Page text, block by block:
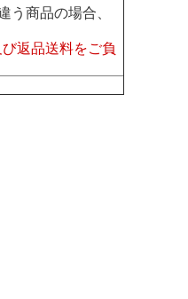
う商品の場合、
返品送料をご負